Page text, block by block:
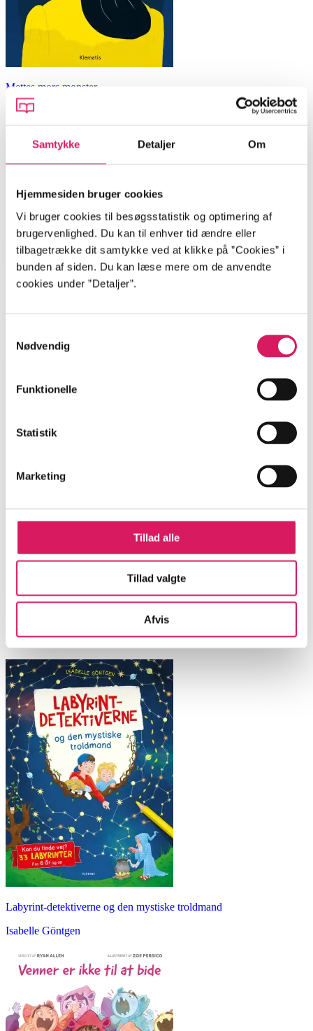
Samtykke Detaljer Om
Hjemmesiden bruger cookies
Vi bruger cookies til besøgsstatistik og optimering af
brugervenlighed. Du kan til enhver tid ændre eller
tilbagetrække dit samtykke ved at klikke på ”Cookies” i
bunden af siden. Du kan læse mere om de anvendte
cookies under ”Detaljer”.
Nødvendig
Funktionelle
Statistik
Marketing
Tillad alle
Tillad valgte
Afvis
Mettes mors monster
Marie Boye (f. 1986)
Mette Vedsø
Begoña Oro
Labyrint-detektiverne og den mystiske troldmand
Isabelle Göntgen